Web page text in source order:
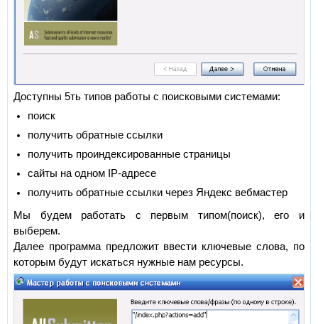
Доступны 5ть типов работы с поисковыми системами:
поиск
получить обратные ссылки
получить проиндексированные страницы
сайты на одном IP-адресе
получить обратные ссылки через Яндекс вебмастер
Мы будем работать с первым типом(поиск), его и
выберем.
Далее программа предложит ввести ключевые слова, по
которым будут искаться нужные нам ресурсы.